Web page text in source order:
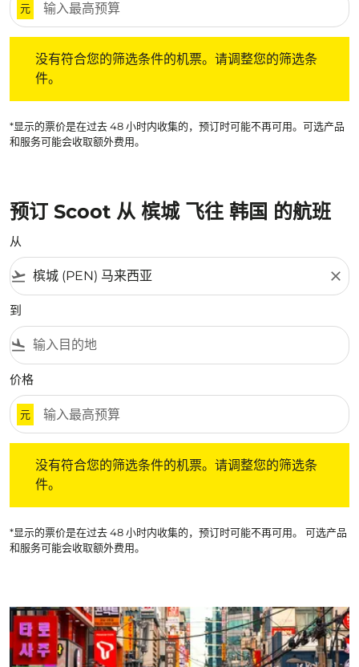
元
没有符合您的筛选条件的机票。请调整您的筛选条
件。
*显示的票价是在过去 48 小时内收集的，预订时可能不再可用。可选产品
和服务可能会收取额外费用。
预订 Scoot 从 槟城 飞往 韩国 的航班
从
flight_takeoff close
到
flight_land
价格
元
没有符合您的筛选条件的机票。请调整您的筛选条
件。
*显示的票价是在过去 48 小时内收集的，预订时可能不再可用。 可选产品
和服务可能会收取额外费用。